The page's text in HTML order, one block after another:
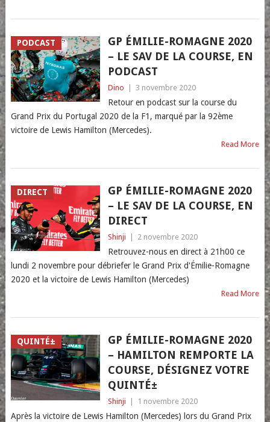
PODCAST
GP ÉMILIE-ROMAGNE 2020
– LE SAV DE LA COURSE, EN
PODCAST
Dino 3 novembre 2020
Retour en podcast sur la course du
Grand Prix du Portugal 2020 de la F1, marqué par la 92ème
victoire de Lewis Hamilton (Mercedes).
Read More
DIRECT
GP ÉMILIE-ROMAGNE 2020
– LE SAV DE LA COURSE, EN
DIRECT
Shinji 2 novembre 2020
Retrouvez-nous en direct à 21h00 ce
lundi 2 novembre pour débriefer le Grand Prix d'Émilie-Romagne
2020 et la victoire de Lewis Hamilton (Mercedes)
Read More
QUINTÉ±
GP ÉMILIE-ROMAGNE 2020
– HAMILTON REMPORTE LA
COURSE, DÉSIGNEZ VOTRE
QUINTÉ±
Shinji 1 novembre 2020
Après la victoire de Lewis Hamilton (Mercedes) lors du Grand Prix